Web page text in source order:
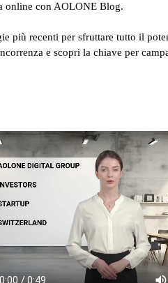
online con AOLONE Blog.
più recenti per sfruttare tutto il
e scopri la chiave per